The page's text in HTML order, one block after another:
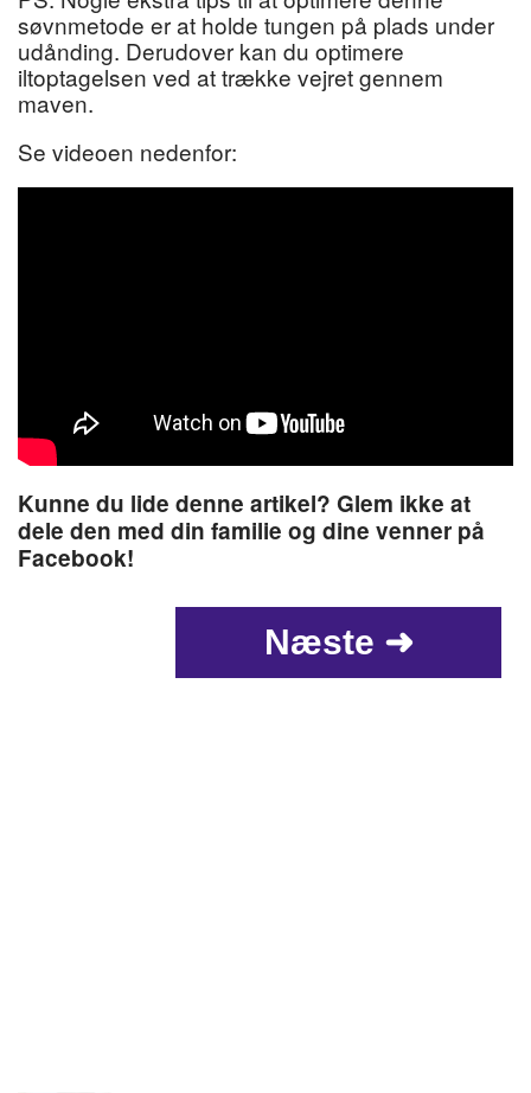
søvnmetode er at holde tungen på plads under
udånding. Derudover kan du optimere
iltoptagelsen ved at trække vejret gennem
maven.
Se videoen nedenfor:
Kunne du lide denne artikel? Glem ikke at
dele den med din familie og dine venner på
Facebook!
Næste ➜